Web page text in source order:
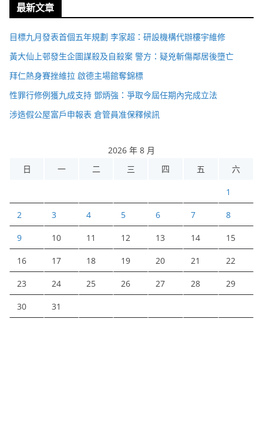
最新文章
目標九月發表首個五年規劃 李家超：研設機構代辦樓宇維修
黃大仙上邨發生企圖謀殺及自殺案 警方：疑兇斬傷鄰居後墮亡
拜仁熱身賽挫維拉 啟德主場館奪錦標
性罪行修例獲九成支持 鄧炳強：爭取今屆任期內完成立法
涉造假公屋富戶申報表 倉管員准保釋候訊
2026 年 8 月
日
一 二 三 四 五 六
1
2 3 4 5 6 7 8
9 10 11 12 13 14 15
16 17 18 19 20 21 22
23 24 25 26 27 28 29
30 31